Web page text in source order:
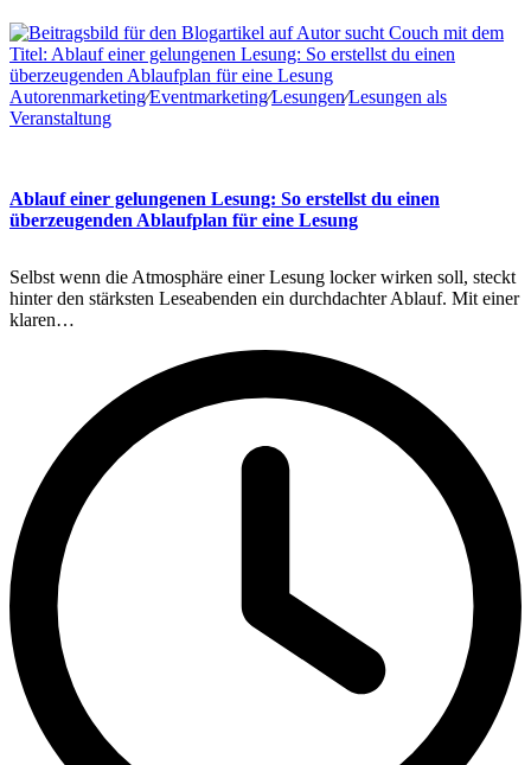
Autorenmarketing∕Eventmarketing∕Lesungen∕Lesungen als
Veranstaltung
Ablauf einer gelungenen Lesung: So erstellst du einen
überzeugenden Ablaufplan für eine Lesung
Selbst wenn die Atmosphäre einer Lesung locker wirken soll, steckt
hinter den stärksten Leseabenden ein durchdachter Ablauf. Mit einer
klaren…